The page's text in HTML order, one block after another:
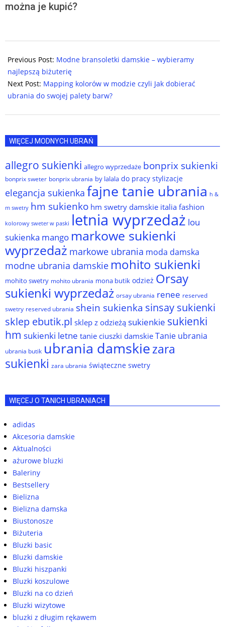
można je kupić?
11-
25
Previous Post: Modne bransoletki damskie – wybieramy
najlepszą biżuterię
Next Post: Mapping kolorów w modzie czyli Jak dobierać
ubrania do swojej palety barw?
WIĘCEJ MODNYCH UBRAŃ
allegro sukienki allegro wyprzedaże bonprix sukienki
bonprix sweter bonprix ubrania by lalala do pracy stylizacje
elegancja sukienka fajne tanie ubrania h &
m swetry hm sukienko hm swetry damskie italia fashion
kolorowy sweter w paski letnia wyprzedaż lou
sukienka mango markowe sukienki
wyprzedaż markowe ubrania moda damska
modne ubrania damskie mohito sukienki
mohito swetry mohito ubrania mona butik odzież Orsay
sukienki wyprzedaż orsay ubrania renee reserved
swetry reserved ubrania shein sukienka sinsay sukienki
sklep ebutik.pl sklep z odzieżą sukienkie sukienki
hm sukienki letne tanie ciuszki damskie Tanie ubrania
ubrania butik ubrania damskiezara
sukienki zara ubrania świąteczne swetry
WIĘCEJ O TANICH UBRANIACH
adidas
Akcesoria damskie
Aktualności
ażurowe bluzki
Baleriny
Bestsellery
Bielizna
Bielizna damska
Biustonosze
Biżuteria
Bluzki basic
Bluzki damskie
Bluzki hiszpanki
Bluzki koszulowe
Bluzki na co dzień
Bluzki wizytowe
bluzki z długim rękawem